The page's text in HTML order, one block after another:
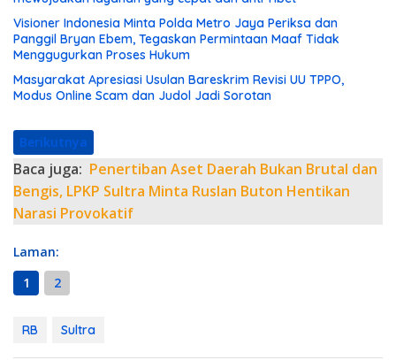
Visioner Indonesia Minta Polda Metro Jaya Periksa dan
Panggil Bryan Ebem, Tegaskan Permintaan Maaf Tidak
Menggugurkan Proses Hukum
Masyarakat Apresiasi Usulan Bareskrim Revisi UU TPPO,
Modus Online Scam dan Judol Jadi Sorotan
Berikutnya
Baca juga: Penertiban Aset Daerah Bukan Brutal dan
Bengis, LPKP Sultra Minta Ruslan Buton Hentikan
Narasi Provokatif
Laman:
1
2
RB Sultra